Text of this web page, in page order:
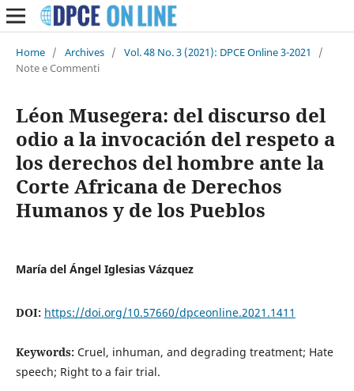
Home / Archives / Vol. 48 No. 3 (2021): DPCE Online 3-2021
/
Note e Commenti
Léon Musegera: del discurso del
odio a la invocación del respeto a
los derechos del hombre ante la
Corte Africana de Derechos
Humanos y de los Pueblos
María del Ángel Iglesias Vázquez
DOI: https://doi.org/10.57660/dpceonline.2021.1411
Keywords: Cruel, inhuman, and degrading treatment; Hate
speech; Right to a fair trial.